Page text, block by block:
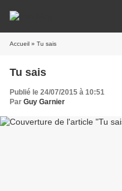
Accueil » Tu sais
Tu sais
Publié le 24/07/2015 à 10:51
Par Guy Garnier